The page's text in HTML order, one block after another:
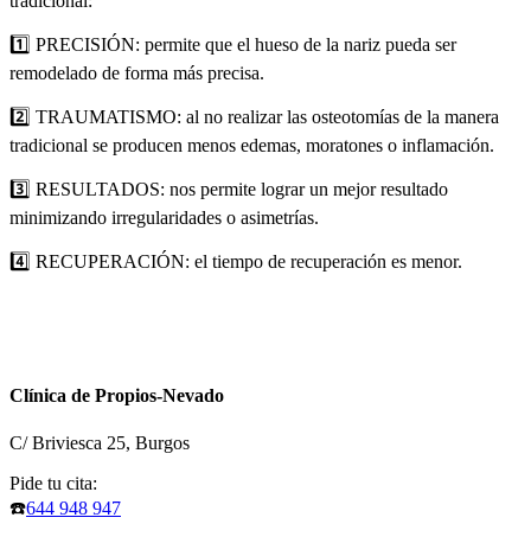
1️⃣ PRECISIÓN: permite que el hueso de la nariz pueda ser
remodelado de forma más precisa.
2️⃣ TRAUMATISMO: al no realizar las osteotomías de la manera
tradicional se producen menos edemas, moratones o inflamación.
3️⃣ RESULTADOS: nos permite lograr un mejor resultado
minimizando irregularidades o asimetrías.
4️⃣ RECUPERACIÓN: el tiempo de recuperación es menor.
Clínica de Propios-Nevado
C/ Briviesca 25, Burgos
Pide tu cita:
☎️644 948 947